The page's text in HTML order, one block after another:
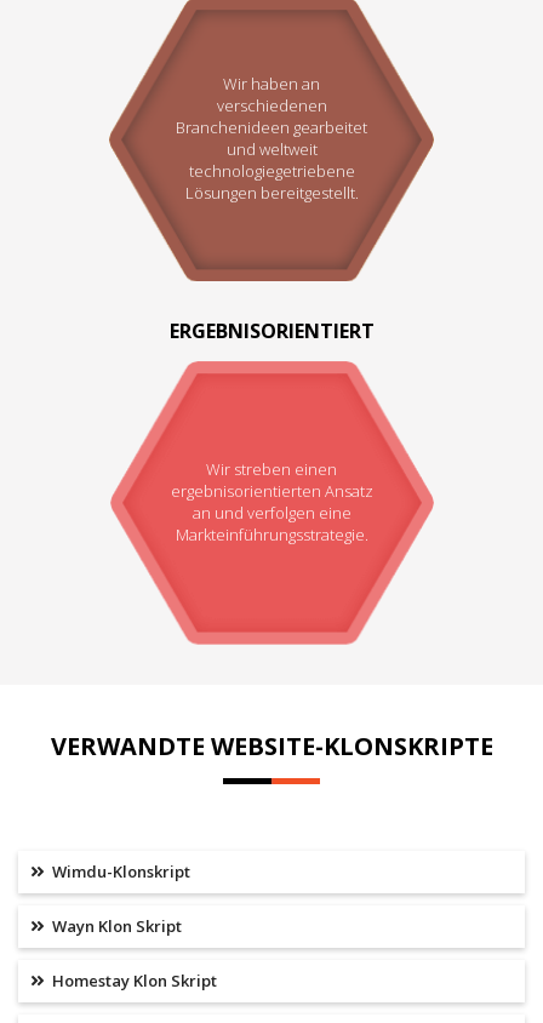
Wir haben an
verschiedenen
Branchenideen gearbeitet
und weltweit
technologiegetriebene
Lösungen bereitgestellt.
ERGEBNISORIENTIERT
Wir streben einen
ergebnisorientierten Ansatz
an und verfolgen eine
Markteinführungsstrategie.
VERWANDTE WEBSITE-KLONSKRIPTE
Wimdu-Klonskript
Wayn Klon Skript
Homestay Klon Skript